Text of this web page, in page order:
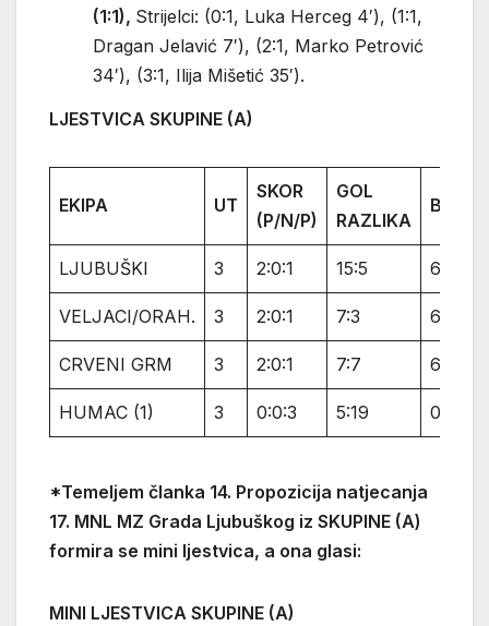
(1:1), Strijelci: (0:1, Luka Herceg 4′), (1:1,
Dragan Jelavić 7′), (2:1, Marko Petrović
34′), (3:1, Ilija Mišetić 35′).
LJESTVICA SKUPINE (A)
EKIPA UT
SKOR
(P/N/P)
GOL
RAZLIKA
LJUBUŠKI 3 2:0:1 15:5 6
VELJACI/ORAH. 3 2:0:1 7:3 6
CRVENI GRM 3 2:0:1 7:7 6
HUMAC (1) 3 0:0:3 5:19 0
*Temeljem članka 14. Propozicija natjecanja
17. MNL MZ Grada Ljubuškog iz SKUPINE (A)
formira se mini ljestvica, a ona glasi:
MINI LJESTVICA SKUPINE (A)